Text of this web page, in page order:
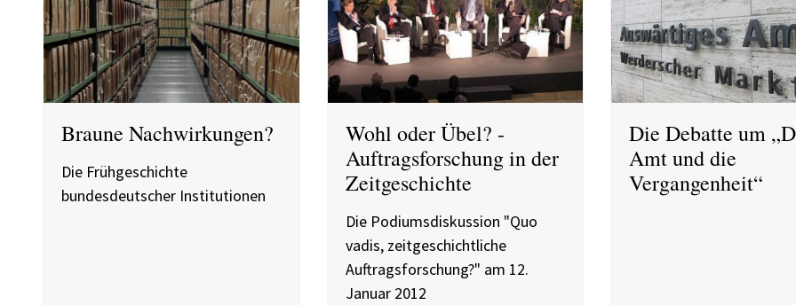
Braune Nachwirkungen?
Die Frühgeschichte
bundesdeutscher Institutionen
Wohl oder Übel? -
Auftragsforschung in der
Zeitgeschichte
Die Podiumsdiskussion "Quo
vadis, zeitgeschichtliche
Auftragsforschung?" am 12.
Januar 2012
Die Debatte um
Amt und die
Vergangenheit“